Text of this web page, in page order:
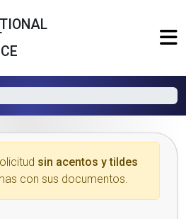
sin acentos y tildes
con sus documentos.